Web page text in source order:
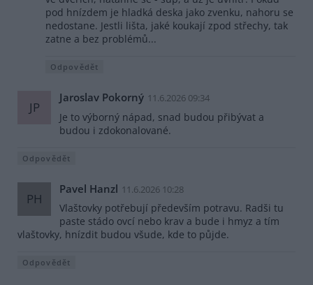
pod hnízdem je hladká deska jako zvenku, nahoru se
nedostane. Jestli lišta, jaké koukají zpod střechy, tak
zatne a bez problémů...
Odpovědět
JP
Jaroslav Pokorný 11.6.2026 09:34
Je to výborný nápad, snad budou přibývat a
budou i zdokonalované.
Odpovědět
PH
Pavel Hanzl 11.6.2026 10:28
Vlaštovky potřebují především potravu. Radši tu
paste stádo ovcí nebo krav a bude i hmyz a tím
vlaštovky, hnízdit budou všude, kde to půjde.
Odpovědět